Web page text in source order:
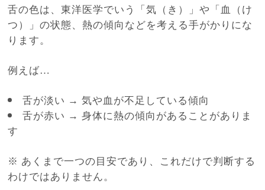
舌の色は、東洋医学でいう「気（き）」や「血（け
つ）」の状態、熱の傾向などを考える手がかりにな
ります。
例えば…
舌が淡い → 気や血が不足している傾向
舌が赤い → 身体に熱の傾向があることがありま
す
※ あくまで一つの目安であり、これだけで判断する
わけではありません。